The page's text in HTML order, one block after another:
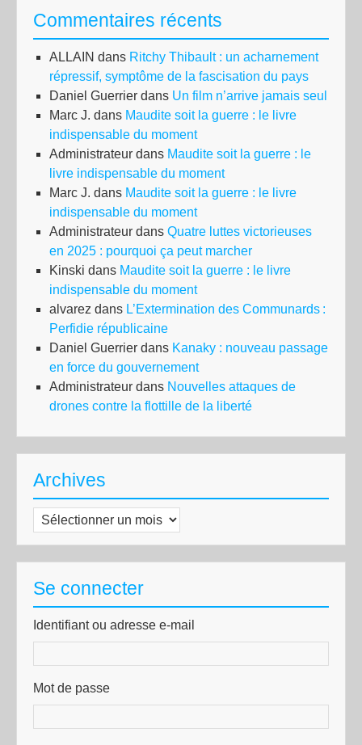
Commentaires récents
ALLAIN dans Ritchy Thibault : un acharnement
répressif, symptôme de la fascisation du pays
Daniel Guerrier dans Un film n’arrive jamais seul
Marc J. dans Maudite soit la guerre : le livre
indispensable du moment
Administrateur dans Maudite soit la guerre : le
livre indispensable du moment
Marc J. dans Maudite soit la guerre : le livre
indispensable du moment
Administrateur dans Quatre luttes victorieuses
en 2025 : pourquoi ça peut marcher
Kinski dans Maudite soit la guerre : le livre
indispensable du moment
alvarez dans L’Extermination des Communards :
Perfidie républicaine
Daniel Guerrier dans Kanaky : nouveau passage
en force du gouvernement
Administrateur dans Nouvelles attaques de
drones contre la flottille de la liberté
Archives
Archives
Se connecter
Identifiant ou adresse e-mail
Mot de passe